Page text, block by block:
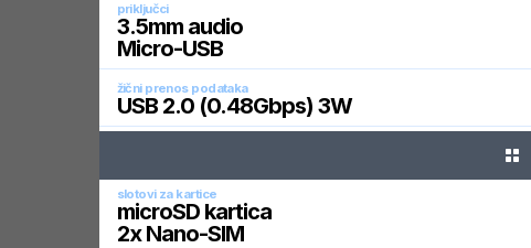
priključci
3.5mm audio
Micro-USB
žični prenos podataka
USB 2.0 (0.48Gbps) 3W
slotovi za kartice
microSD kartica
2x Nano-SIM